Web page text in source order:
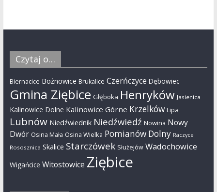
Czytaj o…
Biernacice Bożnowice Brukalice Czerńczyce Dębowiec
Gmina Ziębice Głęboka Henryków Jasienica
Kalinowice Dolne Kalinowice Górne Krzelków Lipa
Lubnów Niedźwiednik Niedźwiedź Nowina Nowy
Dwór Osina Mała Osina Wielka Pomianów Dolny Raczyce
Rososznica Skalice Starczówek Służejów Wadochowice
Wigańcice Witostowice Ziębice